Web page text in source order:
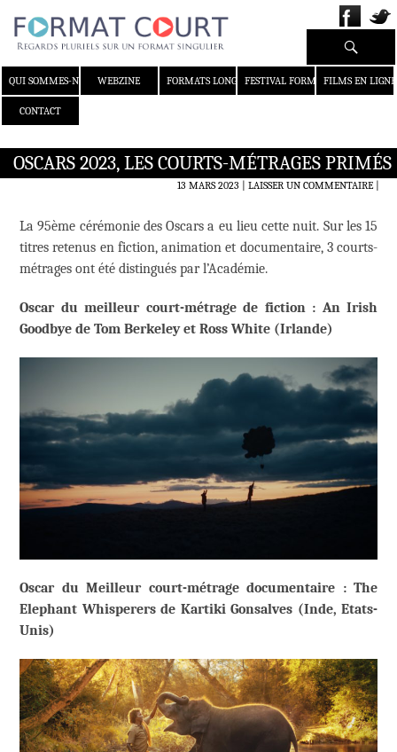
QUI SOMMES-NOUS ?WEBZINE FORMATS LONGS FESTIVAL FORMAT COURT
FILMS EN LIGNE
CONTACT
Recherche
OSCARS 2023, LES COURTS-MÉTRAGES PRIMÉS
13 MARS 2023 LAISSER UN COMMENTAIRE|
La 95ème cérémonie des Oscars a eu lieu cette nuit. Sur les 15
titres retenus en fiction, animation et documentaire, 3 courts-
métrages ont été distingués par l’Académie.
Oscar du meilleur court-métrage de fiction : An Irish
Goodbye de Tom Berkeley et Ross White (Irlande)
Oscar du Meilleur court-métrage documentaire : The
Elephant Whisperers de Kartiki Gonsalves (Inde, Etats-
Unis)